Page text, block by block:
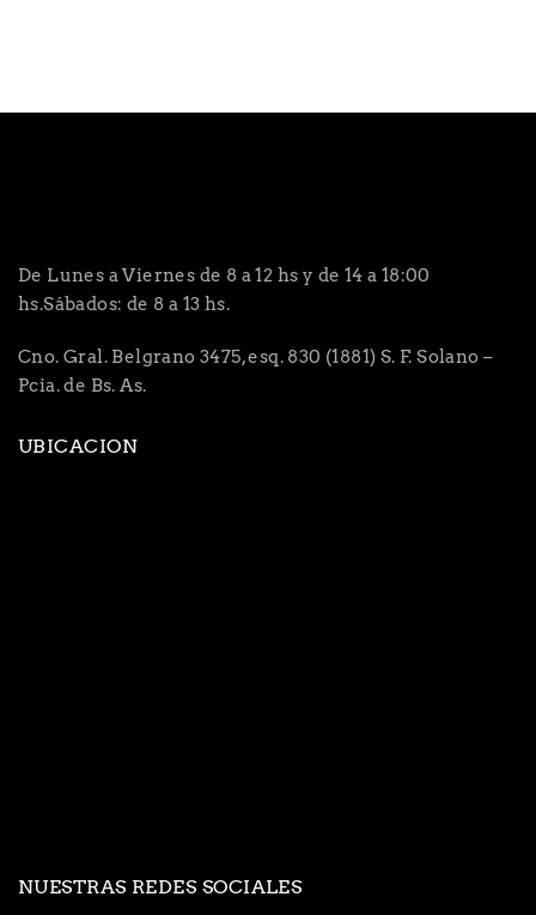
De Lunes a Viernes de 8 a 12 hs y de 14 a 18:00
hs.Sábados: de 8 a 13 hs.
Cno. Gral. Belgrano 3475, esq. 830 (1881) S. F. Solano –
Pcia. de Bs. As.
UBICACION
NUESTRAS REDES SOCIALES